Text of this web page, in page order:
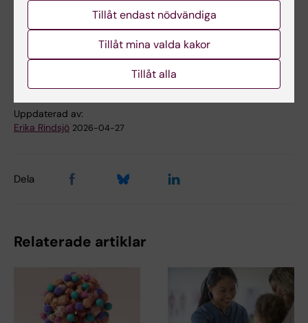
Doktorand Forskarutbildning
Artificiell intelligens Cancer och onkologi
Uppdaterad av:
Erika Rindsjö 2026-04-27
Dela
Relaterade artiklar
Tillåt endast nödvändiga
Tillåt mina valda kakor
Tillåt alla